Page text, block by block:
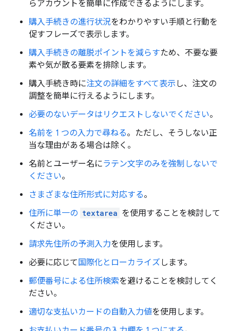
らアカウントを簡単に作成できるようにします。
購入手続きの進行状況をわかりやすい手順と行動を
促すフレーズで表示します。
購入手続きの離脱ポイントを減らすため、不要な要
素や気が散る要素を排除します。
購入手続き時に注文の詳細をすべて表示 し、注文の
調整を簡単に行えるようにします。
必要のないデータはリクエストしないでください。
名前を 1 つの入力で尋ねる。ただし、そうしない正
当な理由がある場合は除く。
名前とユーザー名にラテン文字のみを強制しないで
ください。
さまざまな住所形式に対応する。
住所に単一の textarea を使用することを検討して
ください。
請求先住所の予測入力を使用します。
必要に応じて 国際化とローカライズ します。
郵便番号による住所検索を避けることを検討してく
ださい。
適切な支払いカードの自動入力値を使用します。